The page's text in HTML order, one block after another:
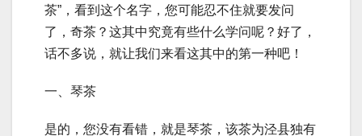
茶”，看到这个名字，您可能忍不住就要发问
了，奇茶？这其中究竟有些什么学问呢？好了，
话不多说，就让我们来看这其中的第一种吧！
一、琴茶
是的，您没有看错，就是琴茶，该茶为泾县独有